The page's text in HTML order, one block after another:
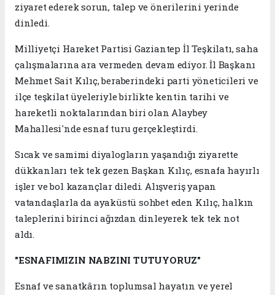
ziyaret ederek sorun, talep ve önerilerini yerinde
dinledi.
Milliyetçi Hareket Partisi Gaziantep İl Teşkilatı, saha
çalışmalarına ara vermeden devam ediyor. İl Başkanı
Mehmet Sait Kılıç, beraberindeki parti yöneticileri ve
ilçe teşkilat üyeleriyle birlikte kentin tarihi ve
hareketli noktalarından biri olan Alaybey
Mahallesi'nde esnaf turu gerçekleştirdi.
Sıcak ve samimi diyalogların yaşandığı ziyarette
dükkanları tek tek gezen Başkan Kılıç, esnafa hayırlı
işler ve bol kazançlar diledi. Alışveriş yapan
vatandaşlarla da ayaküstü sohbet eden Kılıç, halkın
taleplerini birinci ağızdan dinleyerek tek tek not
aldı.
"ESNAFIMIZIN NABZINI TUTUYORUZ"
Esnaf ve sanatkârın toplumsal hayatın ve yerel